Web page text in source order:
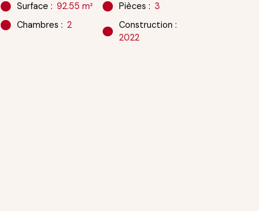
Surface : 92.55 m² Pièces : 3
Chambres : 2 Construction :
2022